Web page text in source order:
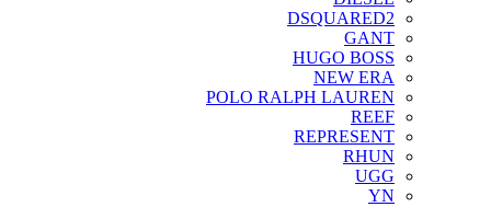
DSQUARED2
GANT
HUGO BOSS
NEW ERA
POLO RALPH LAUREN
REEF
REPRESENT
RHUN
UGG
YN